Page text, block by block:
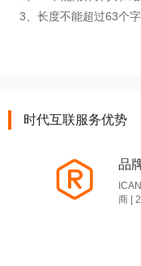
3、长度不能超过63个字
时代互联服务优势
品
商 |